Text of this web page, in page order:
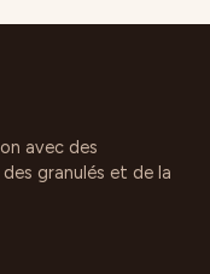
avec des
granulés et de la